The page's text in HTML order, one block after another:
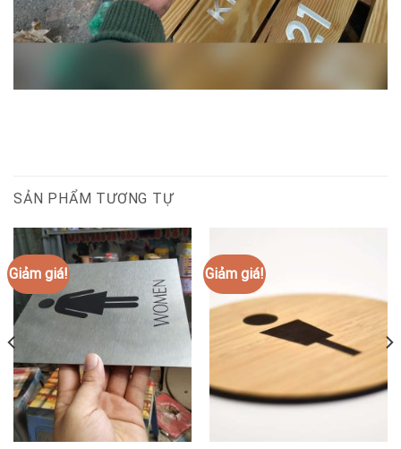
SẢN PHẨM TƯƠNG TỰ
Giảm giá! Giảm giá!